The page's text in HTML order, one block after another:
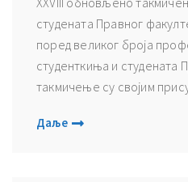
студената Правног
поред великог броја
студенткиња и студената
такмичење су својим
Даље